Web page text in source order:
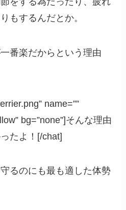
もするんだとか。
番楽だからという理由
name=””
bg=”none”]そんな理由
たよ！[/chat]
るのにも最も適した体勢